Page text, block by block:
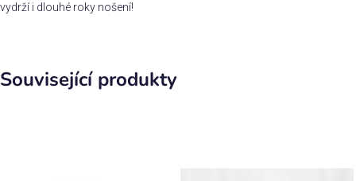
vydrží i dlouhé roky nošení!
Související produkty